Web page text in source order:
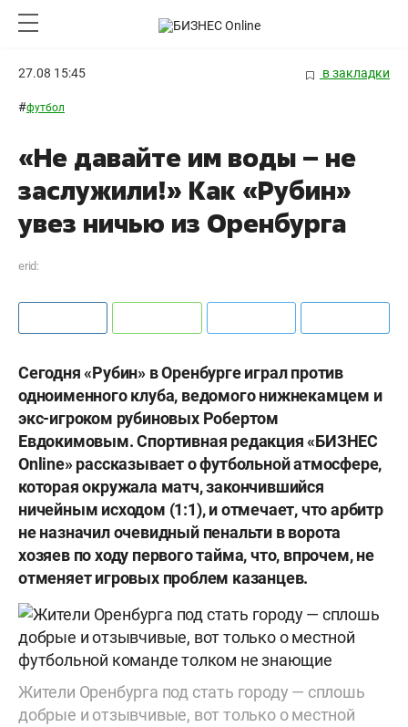
27.08 15:45 в закладки
#футбол
«Не давайте им воды – не
заслужили!» Как «Рубин»
увез ничью из Оренбурга
erid:
Сегодня «Рубин» в Оренбурге играл против
одноименного клуба, ведомого нижнекамцем и
экс-игроком рубиновых Робертом
Евдокимовым. Спортивная редакция «БИЗНЕС
Online» рассказывает о футбольной атмосфере,
которая окружала матч, закончившийся
ничейным исходом (1:1), и отмечает, что арбитр
не назначил очевидный пенальти в ворота
хозяев по ходу первого тайма, что, впрочем, не
отменяет игровых проблем казанцев.
Жители Оренбурга под стать городу — сплошь
добрые и отзывчивые, вот только о местной